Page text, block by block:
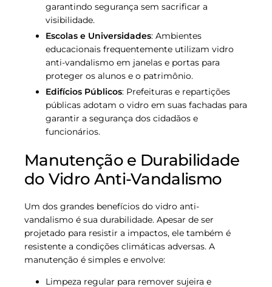
garantindo segurança sem sacrificar a
visibilidade.
Escolas e Universidades: Ambientes
educacionais frequentemente utilizam vidro
anti-vandalismo em janelas e portas para
proteger os alunos e o patrimônio.
Edifícios Públicos: Prefeituras e repartições
públicas adotam o vidro em suas fachadas para
garantir a segurança dos cidadãos e
funcionários.
Manutenção e Durabilidade
do Vidro Anti-Vandalismo
Um dos grandes benefícios do vidro anti-
vandalismo é sua durabilidade. Apesar de ser
projetado para resistir a impactos, ele também é
resistente a condições climáticas adversas. A
manutenção é simples e envolve:
Limpeza regular para remover sujeira e